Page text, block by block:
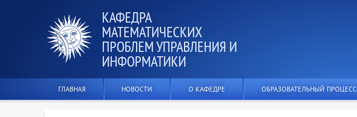
КАФЕДРА
МАТЕМАТИЧЕСКИХ
ПРОБЛЕМ УПРАВЛЕНИЯ И
ИНФОРМАТИКИ
ГЛАВНАЯ НОВОСТИ О КАФЕДРЕ ОБРАЗОВАТЕЛЬНЫЙ ПРОЦЕСС